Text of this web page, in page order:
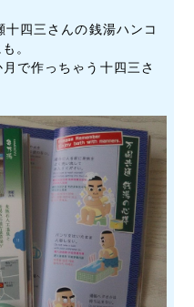
四三さんの銭湯ハンコ
。
で作っちゃう十四三さ